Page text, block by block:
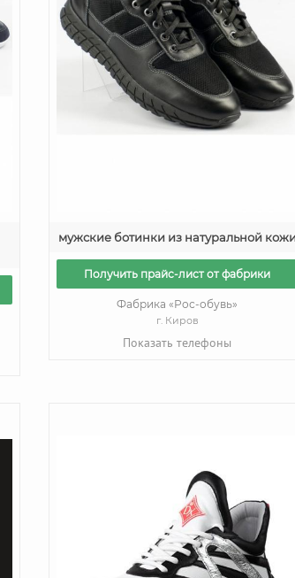
мужские ботинки из натуральной
Получить прайс-лист от фабрики
Фабрика «Рос-обувь»
г. Киров
Показать телефоны